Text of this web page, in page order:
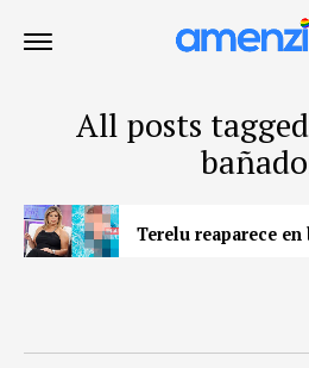
All posts
Terelu reaparece